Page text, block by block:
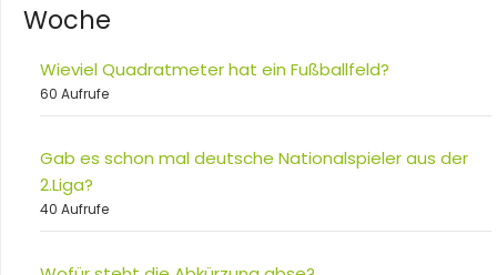
Woche
Wieviel Quadratmeter hat ein Fußballfeld?
60 Aufrufe
Gab es schon mal deutsche Nationalspieler aus der
2.Liga?
40 Aufrufe